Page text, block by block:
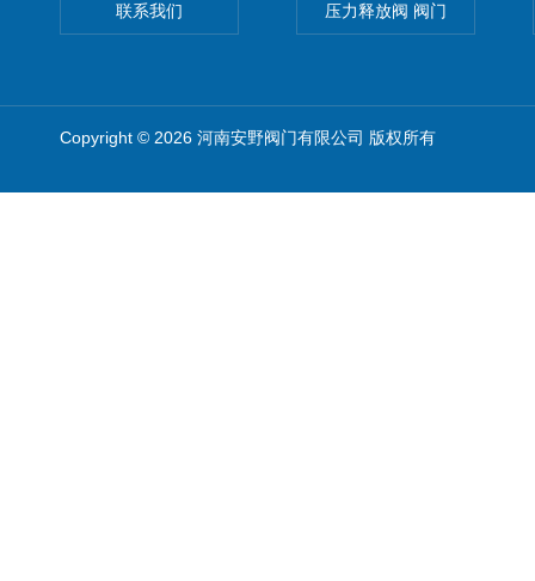
联系我们 压力释放阀 阀门
Copyright © 2026 河南安野阀门有限公司 版权所有